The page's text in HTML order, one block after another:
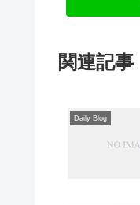
関連記事
Daily Blog